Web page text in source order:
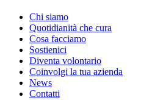
Chi siamo
Quotidianità che cura
Cosa facciamo
Sostienici
Diventa volontario
Coinvolgi la tua azienda
News
Contatti